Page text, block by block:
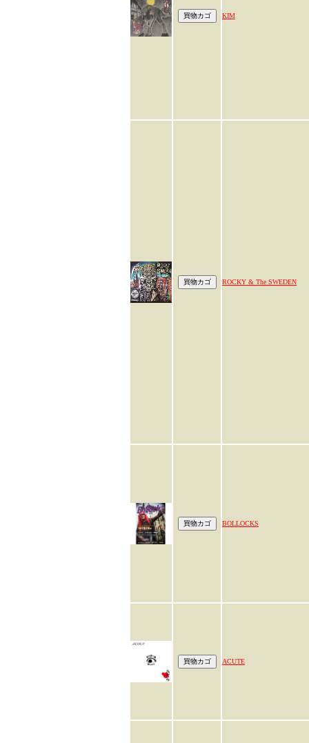
KIM
ROCKY & The SWEDEN
BOLLOCKS
ACUTE